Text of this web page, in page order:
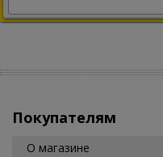
Покупателям
О магазине